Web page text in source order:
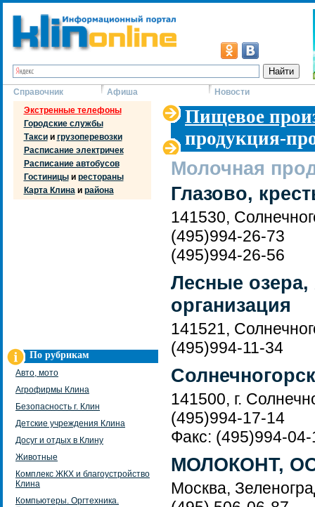
Справочник Афиша
Новости
Экстренные телефоны
Городские службы
Таксии грузоперевозки
Расписание электричек
Расписание автобусов
Гостиницыи рестораны
Карта Клинаи района
По рубрикам
Авто, мото
Агрофирмы Клина
Безопасность г. Клин
Детские учреждения Клина
Досуг и отдых в Клину
Животные
Комплекс ЖКХ и благоустройство
Клина
Компьютеры. Оргтехника.
Пищевое
продукция-
Молочная
Глазово,
141530,
(495)994-26-73
(495)994-26-56
Лесные озера,
организация
141521,
(495)994-11-34
141500, г.
(495)994-17-14
Факс: (495)994-04-
МОЛОКОНТ,
Москва,